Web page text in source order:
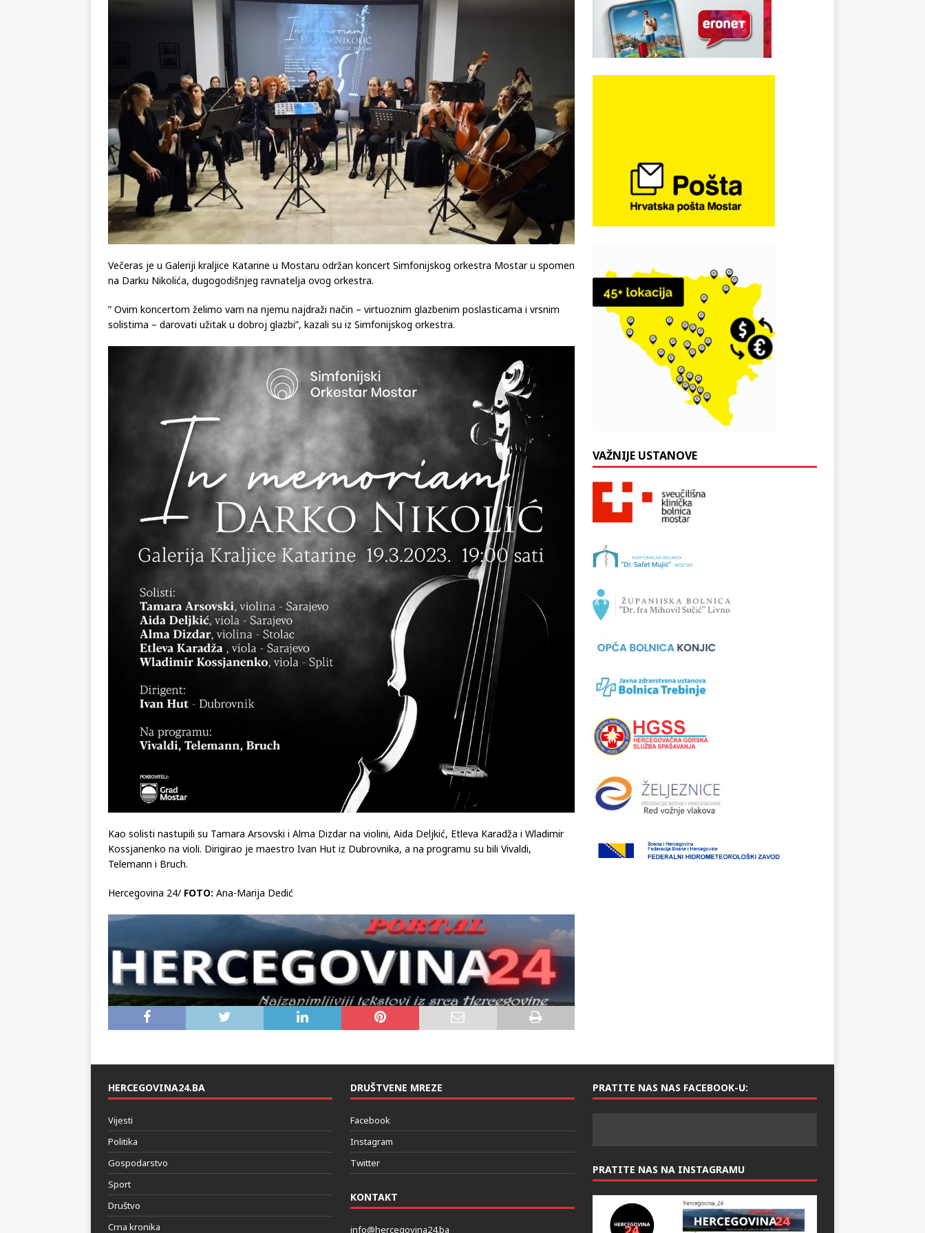
u tihom ponosu i iščekivanju
DOMOVINSKI RAT
[ 03.08.2026 ]
MUP HNŽ – Izvod iz sažetka dnevnih događaja za protekli vikend
KRONIKA
[ 02.08.2026 ] GP Gabela Polje: Vozači satima čekaju, dok se drugi ubacuju sa strane
[ 08.08.2026 ] Prekinuta zagrebačka dominacija na Maratonu lađa: Dvije ekipe zajedno ušle u
cilj
VIJESTI
Večeras je u Galeriji kraljice Katarine u Mostaru održan koncert Simfonijskog orkestra Mostar u spomen
na Darku Nikolića, dugogodišnjeg ravnatelja ovog orkestra.
” Ovim koncertom želimo vam na njemu najdraži način – virtuoznim glazbenim poslasticama i vrsnim
solistima – darovati užitak u dobroj glazbi”, kazali su iz Simfonijskog orkestra.
Kao solisti nastupili su Tamara Arsovski i Alma Dizdar na violini, Aida Deljkić, Etleva Karadža i Wladimir
Telemann i Bruch.
Hercegovina 24/FOTO:Ana-Marija Dedić
VAŽNIJE USTANOVE
Vijesti
Politika
Gospodarstvo
Sport
Društvo
Facebook
Instagram
PRATITE NAS NA INSTAGRAMU